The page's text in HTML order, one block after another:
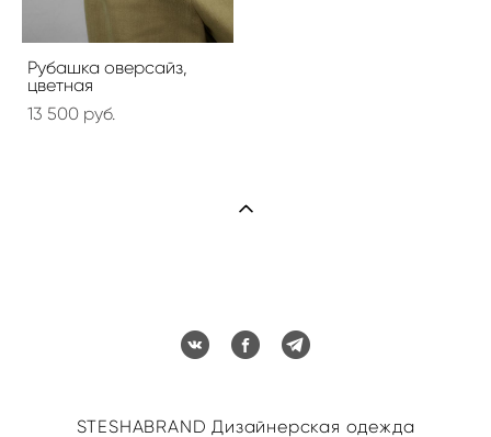
Рубашка оверсайз,
цветная
13 500 pуб.
STESHABRAND Дизайнерская одежда